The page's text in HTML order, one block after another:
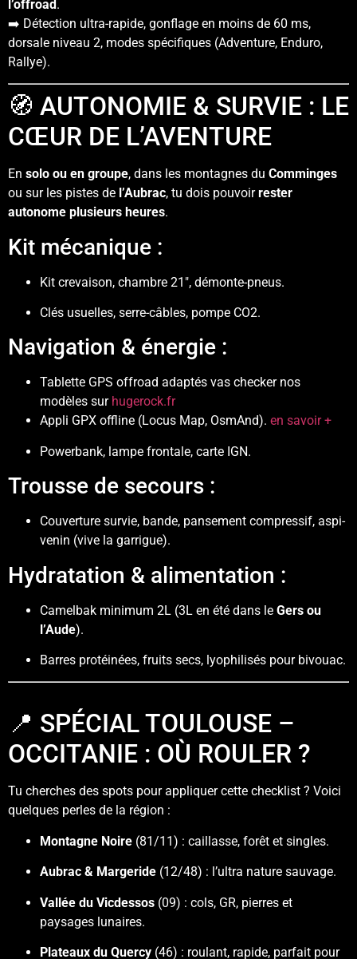
l’offroad .
➡️ Détection ultra-rapide, gonflage en moins de 60 ms,
dorsale niveau 2, modes spécifiques (Adventure, Enduro,
Rallye).
🧭 AUTONOMIE & SURVIE : LE
CŒUR DE L’AVENTURE
En solo ou en groupe, dans les montagnes du Comminges
ou sur les pistes de l’Aubrac, tu dois pouvoirrester
autonome plusieurs heures.
Kit mécanique :
Kit crevaison, chambre 21″, démonte-pneus.
Clés usuelles, serre-câbles, pompe CO2.
Navigation & énergie :
Tablette GPS offroad adaptés vas checker nos
modèles sur hugerock.fr
Appli GPX offline (Locus Map, OsmAnd). en savoir +
Powerbank, lampe frontale, carte IGN.
Trousse de secours :
Couverture survie, bande, pansement compressif, aspi-
venin (vive la garrigue).
Hydratation & alimentation :
Camelbak minimum 2L (3L en été dans le Gers ou
l’Aude).
Barres protéinées, fruits secs, lyophilisés pour bivouac.
📍 SPÉCIAL TOULOUSE –
OCCITANIE : OÙ ROULER ?
Tu cherches des spots pour appliquer cette checklist ? Voici
quelques perles de la région :
Montagne Noire (81/11) : caillasse, forêt et singles.
Aubrac & Margeride (12/48) : l’ultra nature sauvage.
Vallée du Vicdessos (09) : cols, GR, pierres et
paysages lunaires.
Plateaux du Quercy (46) : roulant, rapide, parfait pour